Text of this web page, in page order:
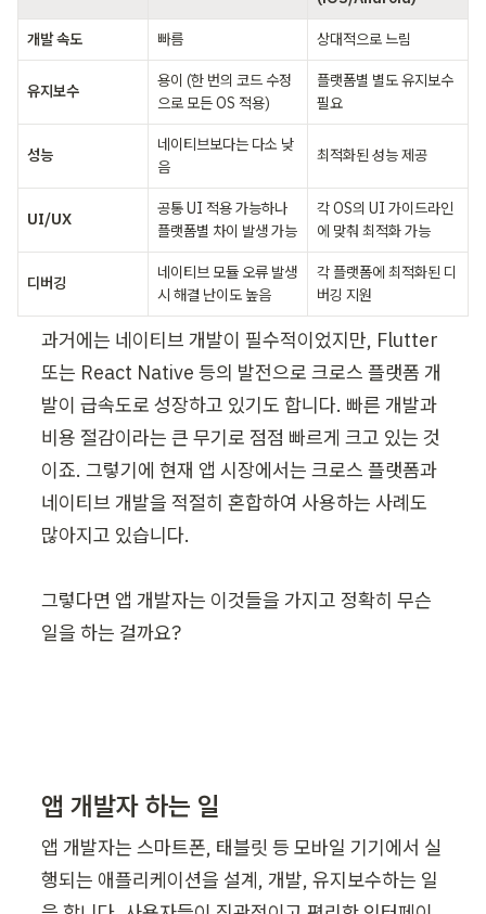
개발 속도 빠름 상대적으로 느림
유지보수
용이 (한 번의 코드 수정
으로 모든 OS 적용)
플랫폼별 별도 유지보수
필요
성능
네이티브보다는 다소 낮
음
최적화된 성능 제공
UI/UX
공통 UI 적용 가능하나
플랫폼별 차이 발생 가능
각 OS의 UI 가이드라인
에 맞춰 최적화 가능
디버깅
네이티브 모듈 오류 발생
시 해결 난이도 높음
각 플랫폼에 최적화된 디
버깅 지원
과거에는 네이티브 개발이 필수적이었지만, Flutter
또는 React Native 등의 발전으로 크로스 플랫폼 개
발이 급속도로 성장하고 있기도 합니다. 빠른 개발과
비용 절감이라는 큰 무기로 점점 빠르게 크고 있는 것
이죠. 그렇기에 현재 앱 시장에서는 크로스 플랫폼과
네이티브 개발을 적절히 혼합하여 사용하는 사례도
많아지고 있습니다.
그렇다면 앱 개발자는 이것들을 가지고 정확히 무슨
일을 하는 걸까요?
앱 개발자 하는 일
앱 개발자는 스마트폰, 태블릿 등 모바일 기기에서 실
행되는 애플리케이션을 설계, 개발, 유지보수하는 일